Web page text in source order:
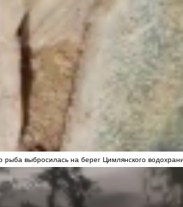
выбросилась на берег Цимлянского